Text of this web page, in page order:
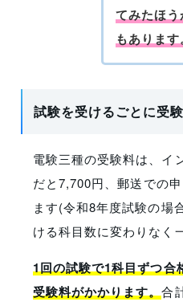
てみたほ
もあります
試験を受けるごとに受
電験三種の受験料は、イ
だと7,700円、郵送での
ます(令和8年度試験の場
ける科目数に変わりなく
1回の試験で1科目ずつ合
受験料がかかります。合